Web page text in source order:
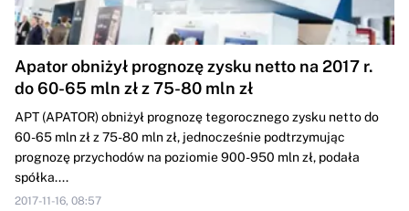
Apator obniżył prognozę zysku netto na 2017 r.
do 60-65 mln zł z 75-80 mln zł
APT (APATOR) obniżył prognozę tegorocznego zysku netto do
60-65 mln zł z 75-80 mln zł, jednocześnie podtrzymując
prognozę przychodów na poziomie 900-950 mln zł, podała
spółka....
2017-11-16, 08:57